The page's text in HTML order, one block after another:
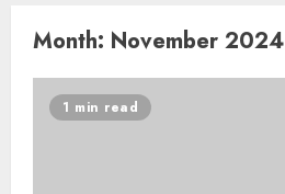
Month: November 2024
1 min read